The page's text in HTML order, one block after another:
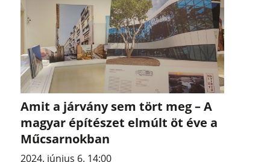
Amit a járvány sem tört meg – A
magyar építészet elmúlt öt éve a
Műcsarnokban
2024. június 6. 14:00